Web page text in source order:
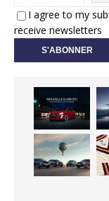
I agree to my
receive newsletters